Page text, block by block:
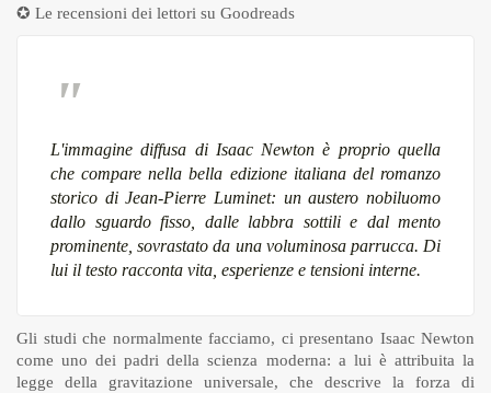
✪ Le recensioni dei lettori su Goodreads
L'immagine diffusa di Isaac Newton è proprio quella
che compare nella bella edizione italiana del romanzo
storico di Jean-Pierre Luminet: un austero nobiluomo
dallo sguardo fisso, dalle labbra sottili e dal mento
prominente, sovrastato da una voluminosa parrucca. Di
lui il testo racconta vita, esperienze e tensioni interne.
Gli studi che normalmente facciamo, ci presentano Isaac Newton
come uno dei padri della scienza moderna: a lui è attribuita la
legge della gravitazione universale, che descrive la forza di